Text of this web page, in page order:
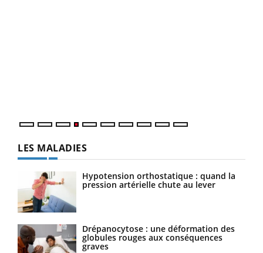
LES MALADIES
Hypotension orthostatique : quand la
pression artérielle chute au lever
Drépanocytose : une déformation des
globules rouges aux conséquences
graves